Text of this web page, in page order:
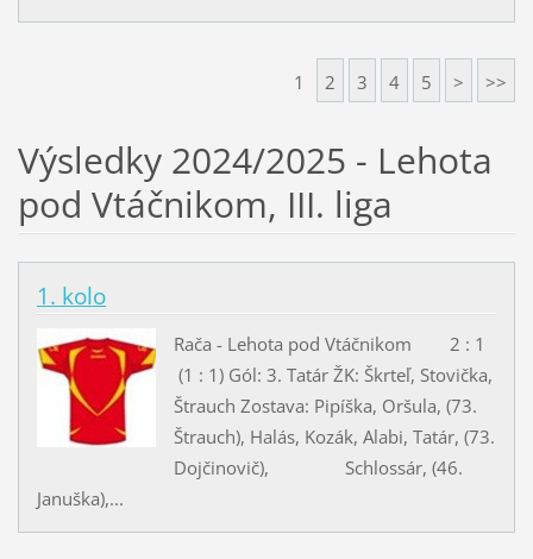
1 2 3 4 5 > >>
Výsledky 2024/2025 - Lehota
pod Vtáčnikom, III. liga
1. kolo
Rača - Lehota pod Vtáčnikom 2 : 1
(1 : 1) Gól: 3. Tatár ŽK: Škrteľ, Stovička,
Štrauch Zostava: Pipíška, Oršula, (73.
Štrauch), Halás, Kozák, Alabi, Tatár, (73.
Dojčinovič), Schlossár, (46.
Januška),...